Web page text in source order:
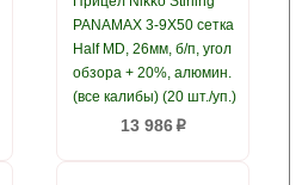
PANAMAX 3-9X50 сетка
Half MD, 26мм, б/п, угол
обзора + 20%, алюмин.
(все калибы) (20 шт./уп.)
13 986p